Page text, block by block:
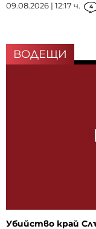
09.08.2026 | 12:17 ч. 4
ВОДЕЩИ
Убийство край